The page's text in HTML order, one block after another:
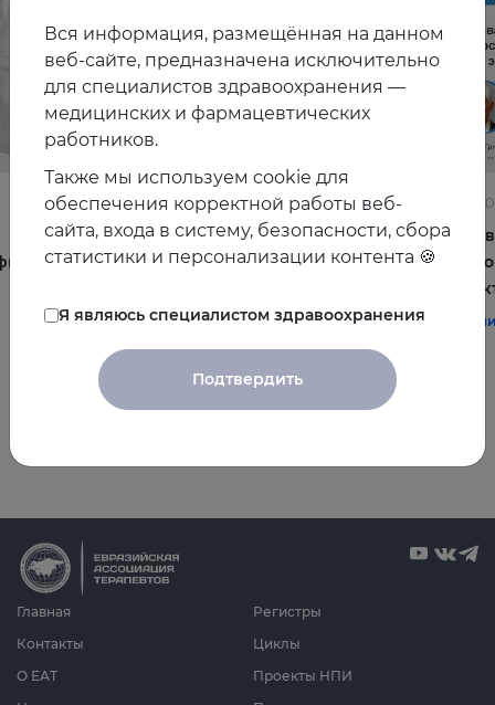
22.06.2026
Постменопауза на приёме: алгоритмы для
терапевта
и
и
Главная
О ЕАТ
Циклы
Проекты НПИ
Регистры
Контакты
Вся информация, размещённая на данном
веб-сайте, предназначена исключительно
для специалистов здравоохранения —
медицинских и фармацевтических
работников.
Также мы используем cookie для
обеспечения корректной работы веб-
сайта, входа в систему, безопасности, сбора
статистики и персонализации контента 🍪
Я являюсь специалистом здравоохранения
Подтвердить